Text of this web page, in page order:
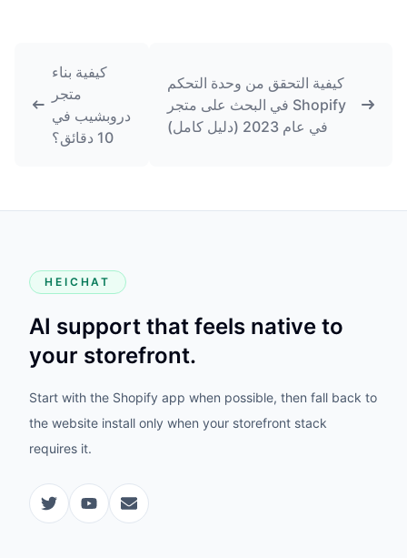
كيفية بناء
متجر
دروبشيب في
10 دقائق؟
كيفية التحقق من وحدة التحكم
في البحث على متجر Shopify
في عام 2023 (دليل كامل)
HEICHAT
AI support that feels native to
your storefront.
Start with the Shopify app when possible, then fall back to
the website install only when your storefront stack
requires it.